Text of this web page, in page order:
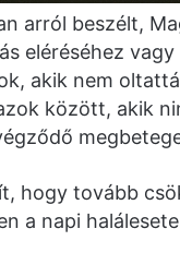
arról beszélt,
eléréséhez
akik nem
között, akik
hogy tovább
a napi